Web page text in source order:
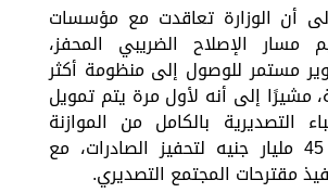
أن الوزارة تعاقدت مع مؤسسات
مسار الإصلاح الضريبي المحفز،
مستمر للوصول إلى منظومة أكثر
مشيرًا إلى أنه لأول مرة يتم تمويل
التصديرية بالكامل من الموازنة
العامة بقيمة 45 مليار جنيه لتحفيز الصادرات، مع
مقترحات المجتمع التصديري.